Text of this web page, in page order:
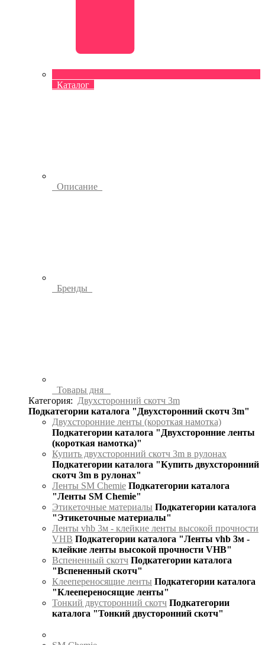
Каталог
Описание
Бренды
Товары дня
Категория:
Двухсторонний скотч 3m
Подкатегории каталога "Двухсторонний скотч 3m"
Двухсторонние ленты (короткая намотка)
Подкатегории каталога "Двухсторонние ленты
(короткая намотка)"
Купить двухсторонний скотч 3m в рулонах
Подкатегории каталога "Купить двухсторонний
скотч 3m в рулонах"
Ленты SM Chemie Подкатегории каталога
"Ленты SM Chemie"
Этикеточные материалы Подкатегории каталога
"Этикеточные материалы"
Ленты vhb 3м - клейкие ленты высокой прочности
VHB Подкатегории каталога "Ленты vhb 3м -
клейкие ленты высокой прочности VHB"
Вспененный скотч Подкатегории каталога
"Вспененный скотч"
Клеепереносящие ленты Подкатегории каталога
"Клеепереносящие ленты"
Тонкий двусторонний скотч Подкатегории
каталога "Тонкий двусторонний скотч"